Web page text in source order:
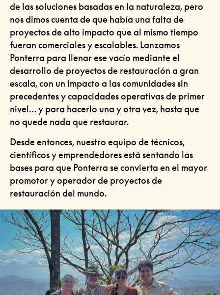
de las soluciones basadas en la naturaleza, pero
nos dimos cuenta de que había una falta de
proyectos de alto impacto que al mismo tiempo
fueran comerciales y escalables. Lanzamos
Ponterra para llenar ese vacío mediante el
desarrollo de proyectos de restauración a gran
escala, con un impacto a las comunidades sin
precedentes y capacidades operativas de primer
nivel… y para hacerlo una y otra vez, hasta que
no quede nada que restaurar.
Desde entonces, nuestro equipo de técnicos,
científicos y emprendedores está sentando las
bases para que Ponterra se convierta en el mayor
promotor y operador de proyectos de
restauración del mundo.